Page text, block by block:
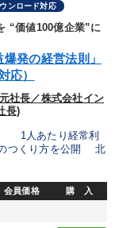
ンロード対応
“価値100億企業”に
発の経営法則」
応）
長／株式会社イン
長)
1人あたり経常利
つくり方を公開 北
会員価格 購 入